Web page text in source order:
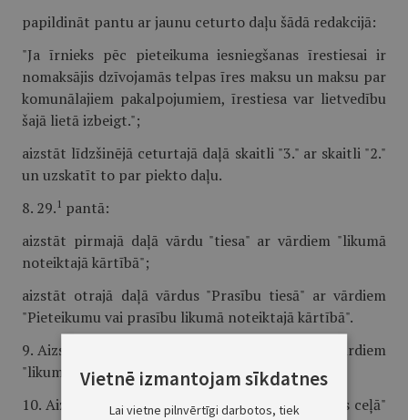
papildināt pantu ar jaunu ceturto daļu šādā redakcijā:
"Ja īrnieks pēc pieteikuma iesniegšanas īrestiesai ir
nomaksājis dzīvojamās telpas īres maksu un maksu par
komunālajiem pakalpojumiem, īrestiesa var lietvedību
šajā lietā izbeigt.";
aizstāt līdzšinējā ceturtajā daļā skaitli "3." ar skaitli "2."
un uzskatīt to par piekto daļu.
8. 29. 1 pantā:
aizstāt pirmajā daļā vārdu "tiesa" ar vārdiem "likumā
noteiktajā kārtībā";
aizstāt otrajā daļā vārdus "Prasību tiesā" ar vārdiem
"Pieteikumu vai prasību likumā noteiktajā kārtībā".
9. Aizstāt 33.panta otrajā daļā vārdu "tiesa" ar vārdiem
"likumā noteiktajā kārtībā".
10. Aizstāt 34.panta ceturtajā daļā vārdus "tiesas ceļā"
Vietnē izmantojam sīkdatnes
Lai vietne pilnvērtīgi darbotos, tiek